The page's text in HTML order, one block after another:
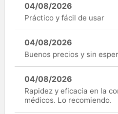
04/08/2026
Práctico y fácil de usar
04/08/2026
Buenos precios y sin
04/08/2026
Rapidez y eficacia en la
médicos. Lo recomiendo.